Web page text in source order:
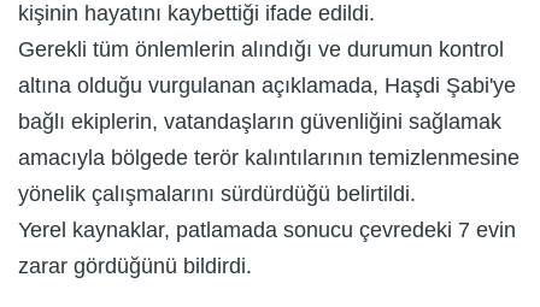
kişinin hayatını kaybettiği ifade edildi.
Gerekli tüm önlemlerin alındığı ve durumun kontrol
altına olduğu vurgulanan açıklamada, Haşdi Şabi'ye
bağlı ekiplerin, vatandaşların güvenliğini sağlamak
amacıyla bölgede terör kalıntılarının temizlenmesine
yönelik çalışmalarını sürdürdüğü belirtildi.
Yerel kaynaklar, patlamada sonucu çevredeki 7 evin
zarar gördüğünü bildirdi.